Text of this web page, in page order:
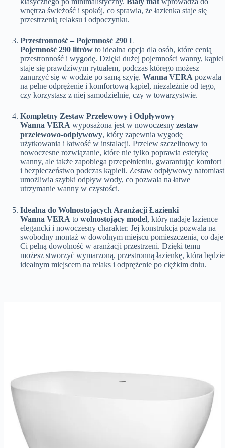
wnętrza świeżość i spokój, co sprawia, że łazienka staje się
przestrzenią relaksu i odpoczynku.
Przestronność – Pojemność 290 L
Pojemność 290 litrów to idealna opcja dla osób, które cenią
przestronność i wygodę. Dzięki dużej pojemności wanny, kąpiel
staje się prawdziwym rytuałem, podczas którego możesz
zanurzyć się w wodzie po samą szyję. Wanna VERA pozwala
na pełne odprężenie i komfortową kąpiel, niezależnie od tego,
czy korzystasz z niej samodzielnie, czy w towarzystwie.
Kompletny Zestaw Przelewowy i Odpływowy
Wanna VERA wyposażona jest w nowoczesny zestaw
przelewowo-odpływowy, który zapewnia wygodę
użytkowania i łatwość w instalacji. Przelew szczelinowy to
nowoczesne rozwiązanie, które nie tylko poprawia estetykę
wanny, ale także zapobiega przepełnieniu, gwarantując komfort
i bezpieczeństwo podczas kąpieli. Zestaw odpływowy natomiast
umożliwia szybki odpływ wody, co pozwala na łatwe
utrzymanie wanny w czystości.
Idealna do Wolnostojących Aranżacji Łazienki
Wanna VERA to wolnostojący model, który nadaje łazience
elegancki i nowoczesny charakter. Jej konstrukcja pozwala na
swobodny montaż w dowolnym miejscu pomieszczenia, co daje
Ci pełną dowolność w aranżacji przestrzeni. Dzięki temu
możesz stworzyć wymarzoną, przestronną łazienkę, która będzie
idealnym miejscem na relaks i odprężenie po ciężkim dniu.